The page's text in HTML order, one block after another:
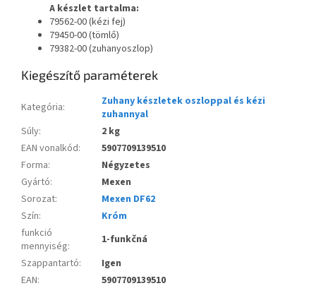
A készlet tartalma:
79562-00 (kézi fej)
79450-00 (tömlő)
79382-00 (zuhanyoszlop)
Kiegészítő paraméterek
Kategória:
Zuhany készletek oszloppal és kézi
zuhannyal
Súly:
2 kg
EAN vonalkód:
5907709139510
Forma:
Négyzetes
Gyártó:
Mexen
Sorozat:
Mexen DF62
Szín:
Króm
funkció
mennyiség:
1-funkčná
Szappantartó:
Igen
EAN: 5907709139510